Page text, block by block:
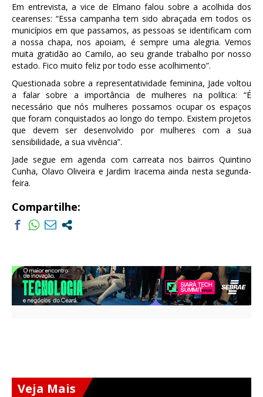
Em entrevista, a vice de Elmano falou sobre a acolhida dos
cearenses: “Essa campanha tem sido abraçada em todos os
municípios em que passamos, as pessoas se identificam com
a nossa chapa, nos apoiam, é sempre uma alegria. Vemos
muita gratidão ao Camilo, ao seu grande trabalho por nosso
estado. Fico muito feliz por todo esse acolhimento”.
Questionada sobre a representatividade feminina, Jade voltou
a falar sobre a importância de mulheres na política: “É
necessário que nós mulheres possamos ocupar os espaços
que foram conquistados ao longo do tempo. Existem projetos
que devem ser desenvolvido por mulheres com a sua
sensibilidade, a sua vivência”.
Jade segue em agenda com carreata nos bairros Quintino
Cunha, Olavo Oliveira e Jardim Iracema ainda nesta segunda-
feira.
Compartilhe:
Veja Mais